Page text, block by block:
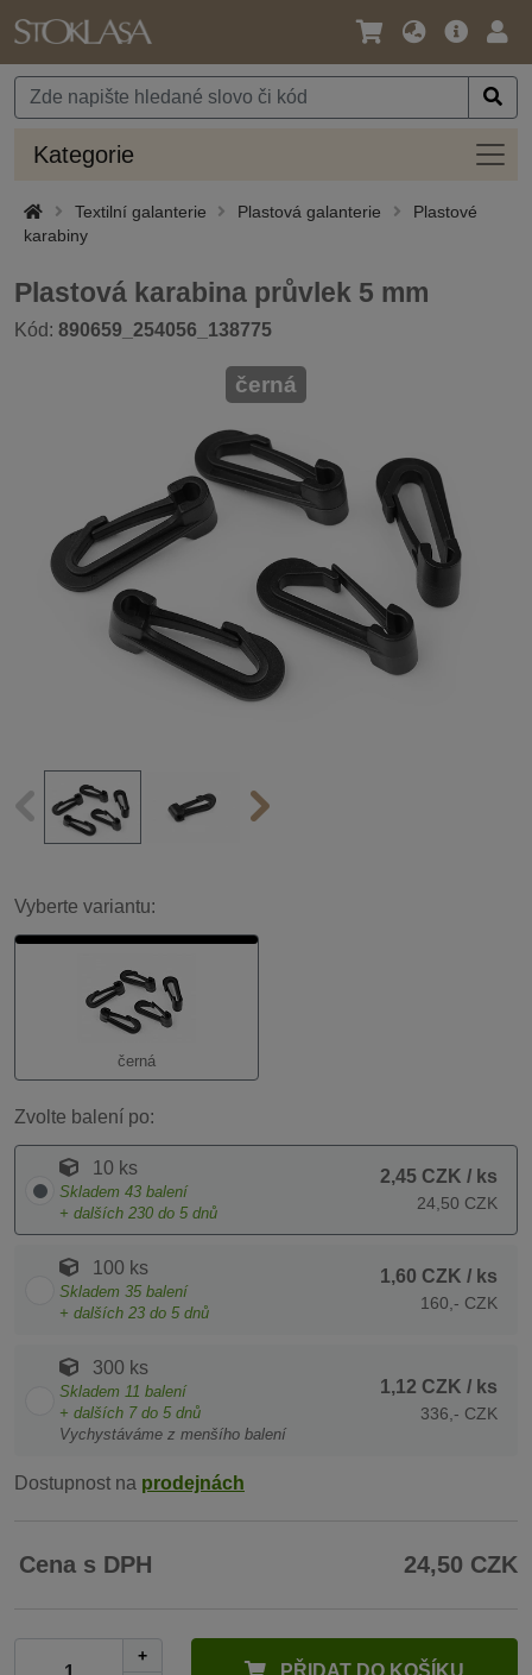
Jazyk
Měna
Hlavní
Kategorie
Textilní galanterie Plastová galanterie
Plastové
karabiny
Plastová karabina průvlek 5 mm
Kód: 890659_254056_138775
černá
Vyberte variantu:
černá
Zvolte balení po:
10 ks
Skladem 43 balení
+ dalších 230 do 5 dnů
2,45 CZK / ks
24,50 CZK
100 ks
Skladem 35 balení
+ dalších 23 do 5 dnů
1,60 CZK / ks
160,- CZK
300 ks
Skladem 11 balení
+ dalších 7do 5 dnů
Vychystáváme z menšího balení
1,12 CZK / ks
336,- CZK
Dostupnost na prodejnách
Cena s DPH 24,50 CZK
+
PŘIDAT DO KOŠÍKU